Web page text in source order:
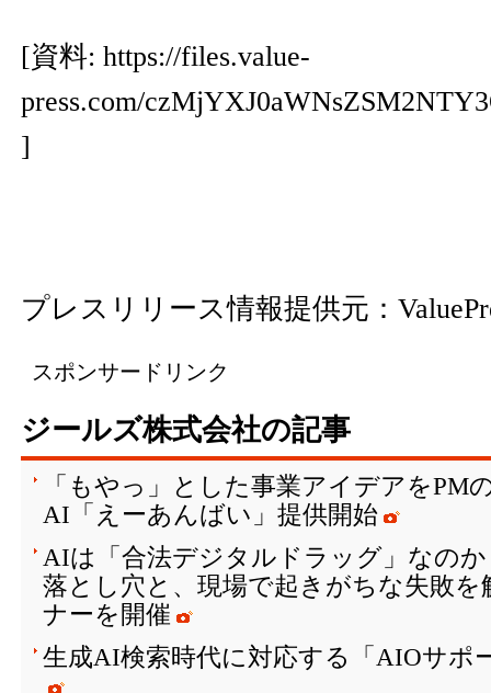
[資料: https://files.value-
press.com/
]
プレスリリース情報提供元：
スポンサードリンク
ジールズ株式会社の記事
「もやっ」とした事業アイデアをPM
AI「えーあんばい」提供開始
AIは「合法デジタルドラッグ」なの
落とし穴と、現場で起きがちな失敗
ナーを開催
生成AI検索時代に対応する「AIOサポ